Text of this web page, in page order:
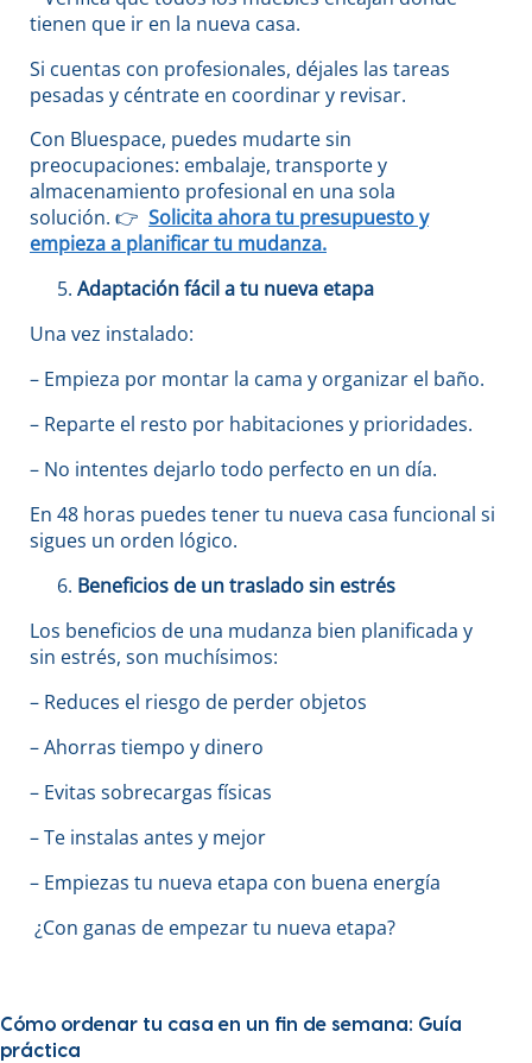
tienen que ir en la nueva casa.
Si cuentas con profesionales, déjales las tareas
pesadas y céntrate en coordinar y revisar.
Con Bluespace, puedes mudartesin
preocupaciones: embalaje, transporte y
almacenamiento profesional en una sola
solución. 👉 Solicita ahora tu presupuestoy
empieza a planificar tu mudanza.
Adaptación fácil a tu nueva etapa
Una vez instalado:
– Empieza por montar la cama y organizar el baño.
– Reparte el resto por habitaciones y prioridades.
– No intentes dejarlo todo perfecto en un día.
En 48 horas puedes tener tu nueva casa funcional si
sigues un orden lógico.
Beneficios de un traslado sin estrés
Los beneficios de una mudanza bien planificada y
sin estrés, son muchísimos:
– Reduces el riesgo de perder objetos
– Ahorras tiempo y dinero
– Evitas sobrecargas físicas
– Te instalas antes y mejor
– Empiezas tu nueva etapa con buena energía
¿Con ganas de empezar tu nueva etapa?
Cómo ordenar tu casa en un fin de semana: Guía
práctica